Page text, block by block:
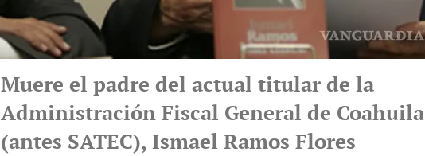
Muere el padre del actual titular de la
Administración Fiscal General de Coahuila
(antes SATEC), Ismael Ramos Flores